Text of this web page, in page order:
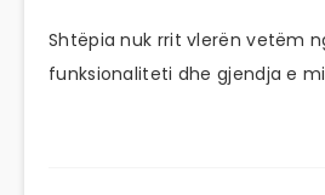
Shtëpia nuk rrit vlerën vetëm
funksionaliteti dhe gjendja e